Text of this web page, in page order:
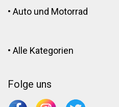
• Auto und Motorrad
• Alle Kategorien
Folge uns